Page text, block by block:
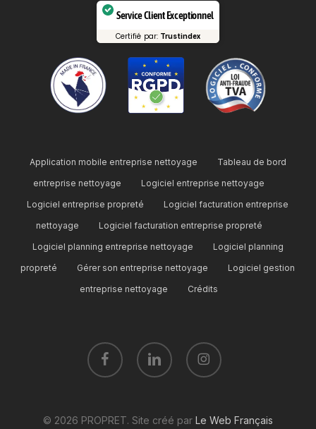
Service Client Exceptionnel
Certifié par: Trustindex
Application mobile entreprise nettoyage
Tableau de bord
entreprise nettoyage
Logiciel entreprise nettoyage
Logiciel entreprise propreté
Logiciel facturation entreprise
nettoyage
Logiciel facturation entreprise propreté
Logiciel planning entreprise nettoyage
Logiciel planning
propreté
Gérer son entreprise nettoyage
Logiciel gestion
entreprise nettoyage
Crédits
facebook linkedin instagram
© 2026 PROPRET. Site créé par Le Web Français